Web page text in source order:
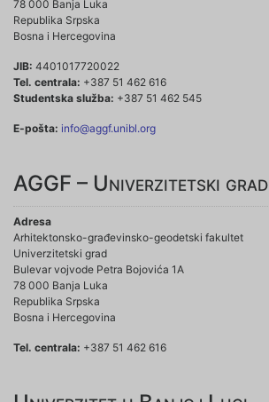
78 000 Banja Luka
Republika Srpska
Bosna i Hercegovina
JIB: 4401017720022
Tel. centrala: +387 51 462 616
Studentska služba: +387 51 462 545
E-pošta: info@aggf.unibl.org
AGGF – Univerzitetski grad
Adresa
Arhitektonsko-građevinsko-geodetski fakultet
Univerzitetski grad
Bulevar vojvode Petra Bojovića 1A
78 000 Banja Luka
Republika Srpska
Bosna i Hercegovina
Tel. centrala: +387 51 462 616